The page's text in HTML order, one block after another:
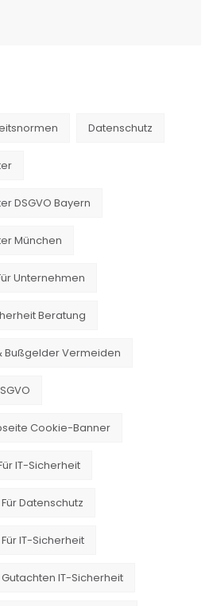
Datenschutz
DSGVO Bayern
München
Unternehmen
Beratung
Bußgelder Vermeiden
Cookie-Banner
IT-Sicherheit
Datenschutz
IT-Sicherheit
IT-Sicherheit